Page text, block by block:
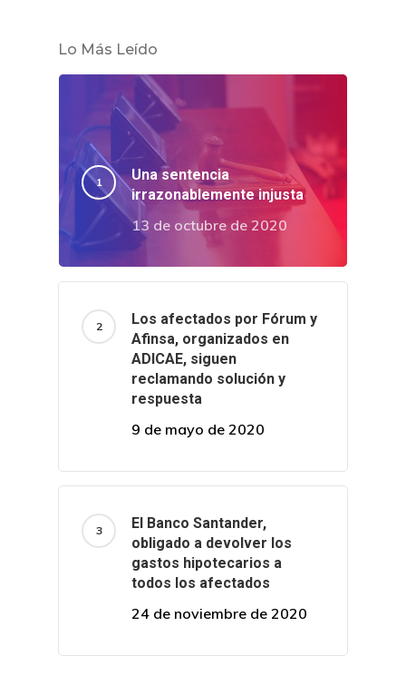
Lo Más Leído
Una sentencia
irrazonablemente injusta
13 de octubre de 2020
Los afectados por Fórum y
Afinsa, organizados en
ADICAE, siguen
reclamando solución y
respuesta
9 de mayo de 2020
El Banco Santander,
obligado a devolver los
gastos hipotecarios a
todos los afectados
24 de noviembre de 2020